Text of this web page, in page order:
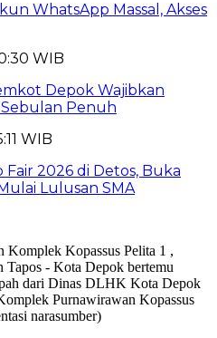
WhatsApp Massal, Akses
WIB
Depok Wajibkan
Penuh
WIB
2026 di Detos, Buka
Lulusan SMA